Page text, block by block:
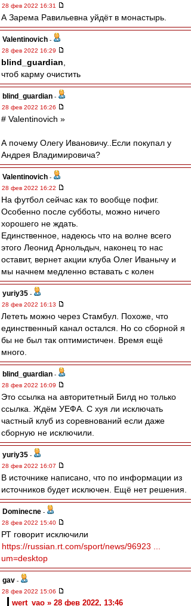
28 фев 2022 16:31
А Зарема Равильевна уйдёт в монастырь.
Valentinovich -
28 фев 2022 16:29
blind_guardian
чтоб карму очистить
blind_guardian -
28 фев 2022 16:26
# Valentinovich »
А почему Олегу Ивановичу..Если покупал у
Андрея Владимировича?
Valentinovich -
28 фев 2022 16:22
На футбол сейчас как то вообще пофиг.
Особенно после субботы, можно ничего
хорошего не ждать.
Единственное, надеюсь что на волне всего
этого Леонид Арнольдыч, наконец то нас
оставит, вернет акции клуба Олег Иванычу и
мы начнем медленно вставать с колен
yuriy35 -
28 фев 2022 16:13
Лететь можно через Стамбул. Похоже, что
единственный канал остался. Но со сборной я
бы не был так оптимистичен. Время ещё
много.
blind_guardian -
28 фев 2022 16:09
Это ссылка на авторитетный Билд но только
ссылка. Ждём УЕФА. С хуя ли исключать
частный клуб из соревнований если даже
сборную не исключили.
yuriy35 -
28 фев 2022 16:07
В источнике написано, что по информации из
источников будет исключен. Ещё нет решения.
Dominecne -
28 фев 2022 15:40
РТ говорит исключили
https://russian.rt.com/sport/news/96923 ...
um=desktop
gav -
28 фев 2022 15:06
wert_vao » 28 фев 2022, 13:46